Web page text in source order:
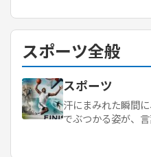
スポーツ全般
スポーツ
汗にまみれた瞬間
でぶつかる姿が、